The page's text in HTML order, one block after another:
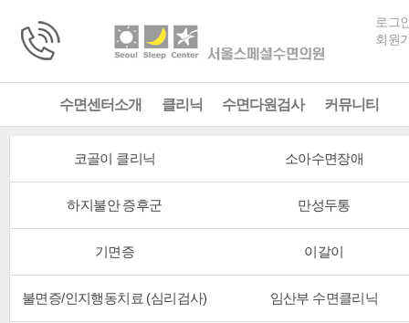
로그
회원
수면센터소개 클리닉 수면다원검사 커뮤니티
코골이 클리닉 소아수면장애
하지불안 증후군 만성두통
기면증 이갈이
불면증/인지행동치료 (심리검사) 임산부 수면클리닉